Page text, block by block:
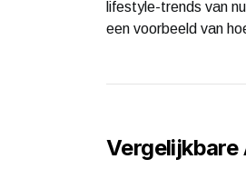
lifestyle-trends van
een voorbeeld van
Vergelijkbare